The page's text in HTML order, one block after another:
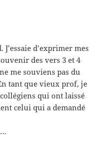
d’exprimer mes
des vers 3 et 4
me souviens pas du
tant que vieux prof, je
qui ont laissé
celui qui a demandé
…